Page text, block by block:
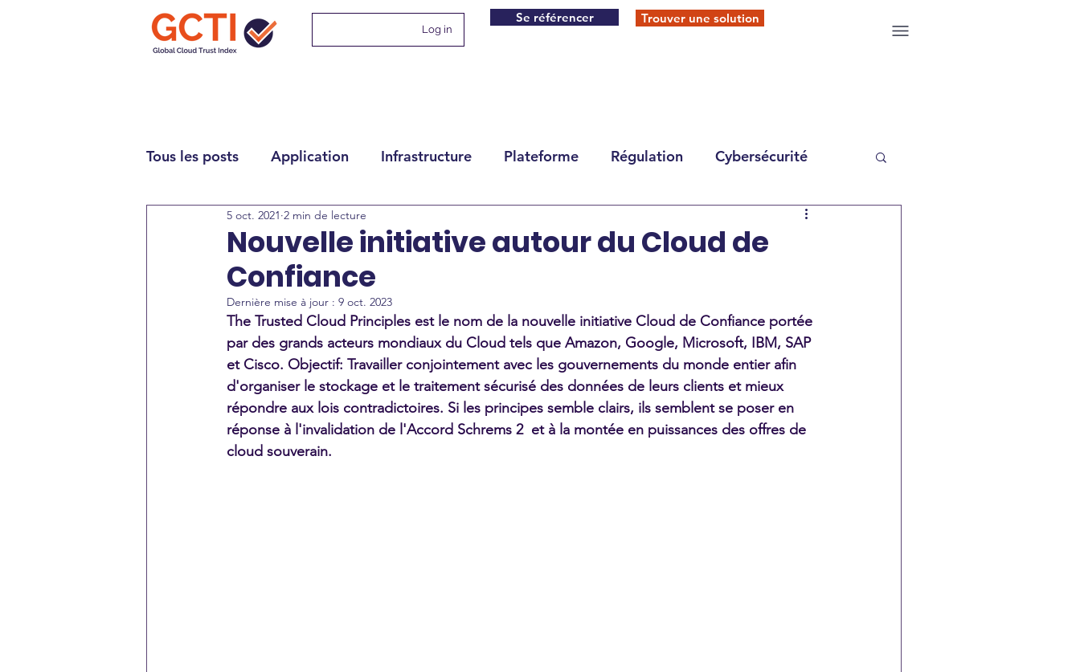
Log in
Se référencer Trouver une solution
Tous les posts Application Infrastructure Plateforme Régulation Cybersécurité
Nouvelle initiative autour du Cloud de
Confiance
5 oct. 2021 2 min de lecture
Dernière mise à jour : 9 oct. 2023
The Trusted Cloud Principles est le nom de la nouvelle initiative Cloud de Confiance portée
par des grands acteurs mondiaux du Cloud tels que Amazon, Google, Microsoft, IBM, SAP
et Cisco. Objectif: Travailler conjointement avec les gouvernements du monde entier afin
d'organiser le stockage et le traitement sécurisé des données de leurs clients et mieux
répondre aux lois contradictoires. Si les principes semble clairs, ils semblent se poser en
réponse à l'invalidation de l'Accord Schrems 2  et à la montée en puissances des offres de
cloud souverain.